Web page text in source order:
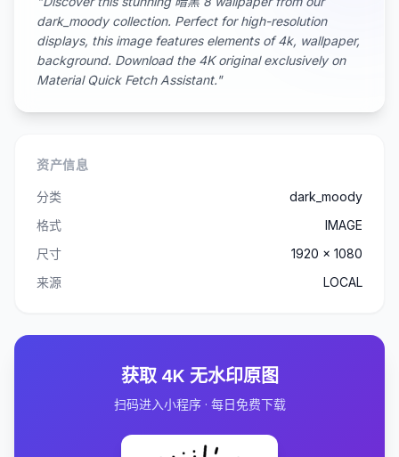
dark_moody collection. Perfect for high-resolution
displays, this image features elements of 4k, wallpaper,
background. Download the 4K original exclusively on
Material Quick Fetch Assistant."
资产信息
分类
dark_moody
格式
IMAGE
尺寸
1920 x 1080
来源
LOCAL
获取 4K 无水印原图
扫码进入小程序 · 每日免费下载